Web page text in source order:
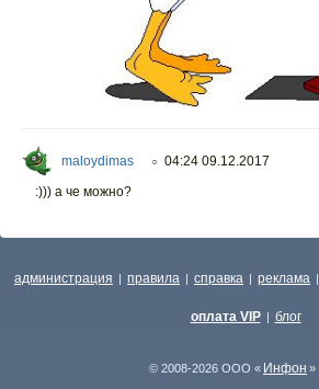
maloydimas ○ 04:24 09.12.2017
:))) а че можно?
администрация | правила | справка | реклама |
оплата VIP | блог
© 2008-2026 ООО « Инфон »